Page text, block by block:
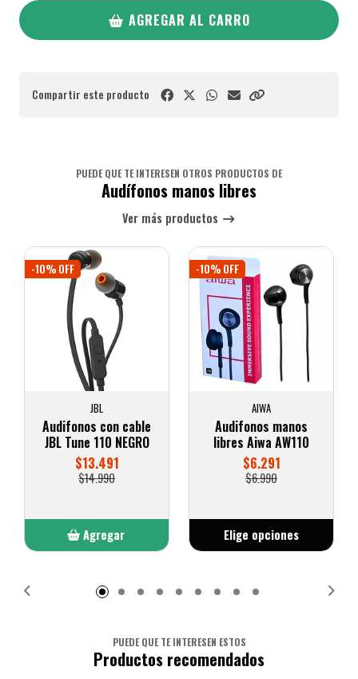
AGREGAR AL CARRO
Compartir este producto
PUEDE QUE TE INTERESEN OTROS PRODUCTOS DE
Audífonos manos libres
Ver más productos
-10% OFF
JBL
Audifonos con cable
JBL Tune 110 NEGRO
$13.491
$14.990
Agregar
-10% OFF
AIWA
Audifonos manos
libres Aiwa AW110
$6.291
$6.990
Elige opciones
PUEDE QUE TE INTERESEN ESTOS
Productos recomendados